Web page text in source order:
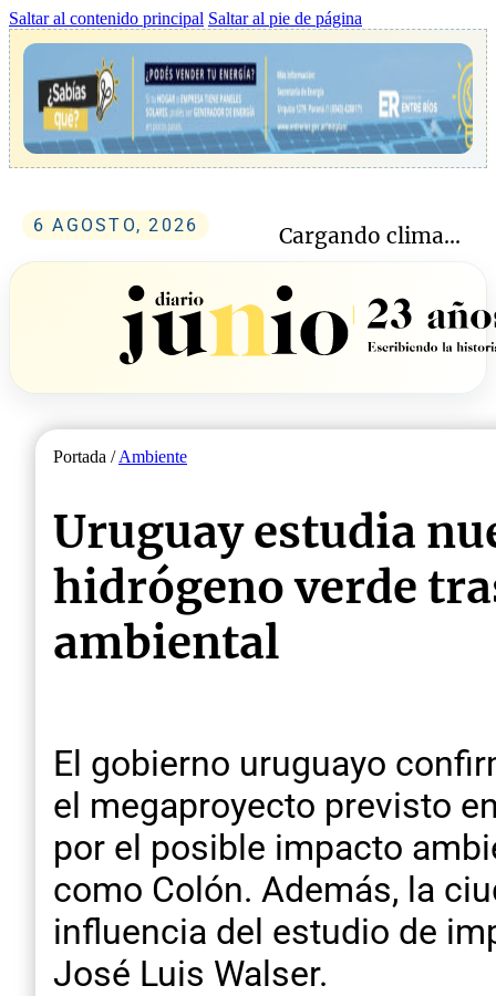
Saltar al contenido principal Saltar al pie de página
6 AGOSTO, 2026 Cargando clima...
Portada /Ambiente
Uruguay estudia
hidrógeno verde
ambiental
El gobierno uruguayo
el megaproyecto previsto
por el posible impacto
como Colón. Además, la
influencia del estudio de
José Luis Walser.